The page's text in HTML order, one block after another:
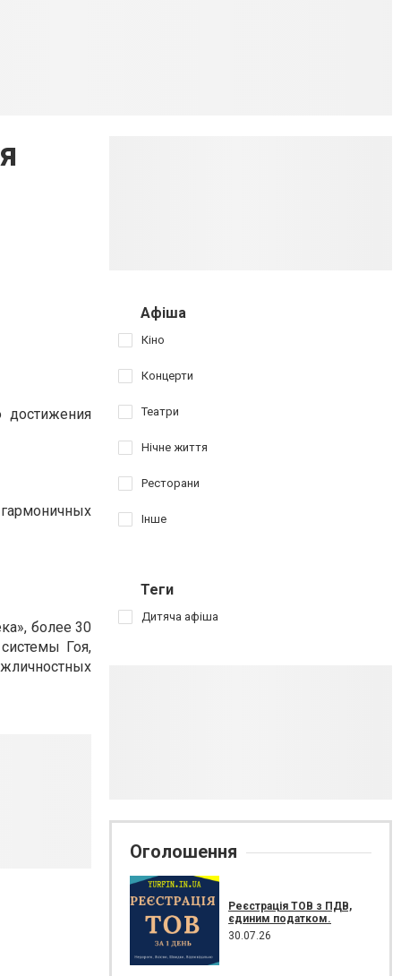
достижения
более 30
Гоя,
Афіша
Кіно
Концерти
Театри
Нічне життя
Ресторани
Інше
Теги
Дитяча афіша
Оголошення
Реєстрація ТОВ з ПДВ,
єдиним податком.
30.07.26